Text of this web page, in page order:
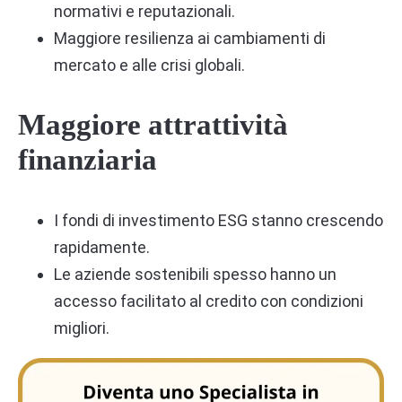
normativi e reputazionali.
Maggiore resilienza ai cambiamenti di
mercato e alle crisi globali.
Maggiore attrattività
finanziaria
I fondi di investimento ESG stanno crescendo
rapidamente.
Le aziende sostenibili spesso hanno un
accesso facilitato al credito con condizioni
migliori.